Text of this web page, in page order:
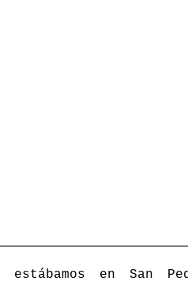
estábamos en San